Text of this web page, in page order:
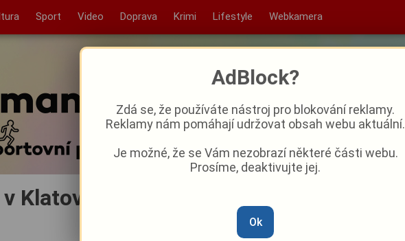
Sport Video Doprava Krimi Lifestyle Webkamera
Klatovech získá nové slavnostní
AdBlock?
Zdá se, že používáte nástroj pro blokování reklamy.
Reklamy nám pomáhají udržovat obsah webu aktuální.
Je možné, že se Vám nezobrazí některé části webu.
Prosíme, deaktivujte jej.
Ok